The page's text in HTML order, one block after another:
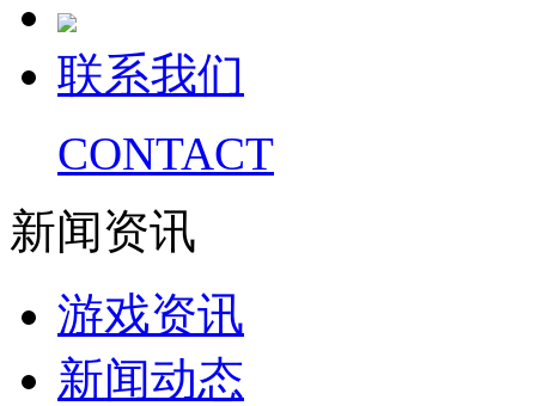
联系我们
CONTACT
新闻资讯
游戏资讯
新闻动态